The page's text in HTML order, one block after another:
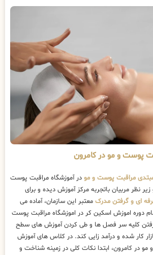
پوست و مو در کامرون
مراقبت پوست و مو در آموزشگاه مراقبت پوست
نظر مربیان باتجربه مرکز آموزش دیده و برای
ای و گرفتن مدرک معتبر این سازمان، آماده می
دوره اموزش اسکین کر در اموزشگاه مراقبت پوست
کلیه سر فصل ها و طی کردن آموزش های سطح
کار شده و درآمد زایی کند. در کلاس های آموزش
در کامرون، ابتدا نکات کلی در زمینه شناخت و